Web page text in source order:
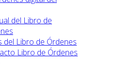
del Libro de
del Libro de Órdenes
Libro de Órdenes